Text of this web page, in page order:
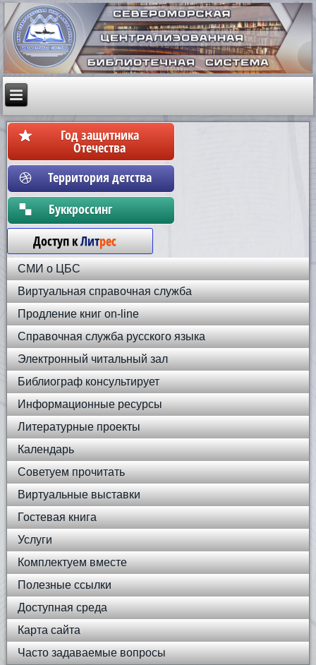
Год защитника
Отечества
Территория детства
Бyккpoccинг
Доступ кЛитрес
СМИ о ЦБС
Виртуальная справочная служба
Продление книг on-line
Справочная служба русского языка
Электронный читальный зал
Библиограф консультирует
Информационные ресурсы
Литературные проекты
Календарь
Советуем прочитать
Виртуальные выставки
Гостевая книга
Услуги
Комплектуем вместе
Полезные ссылки
Доступная среда
Карта сайта
Часто задаваемые вопросы